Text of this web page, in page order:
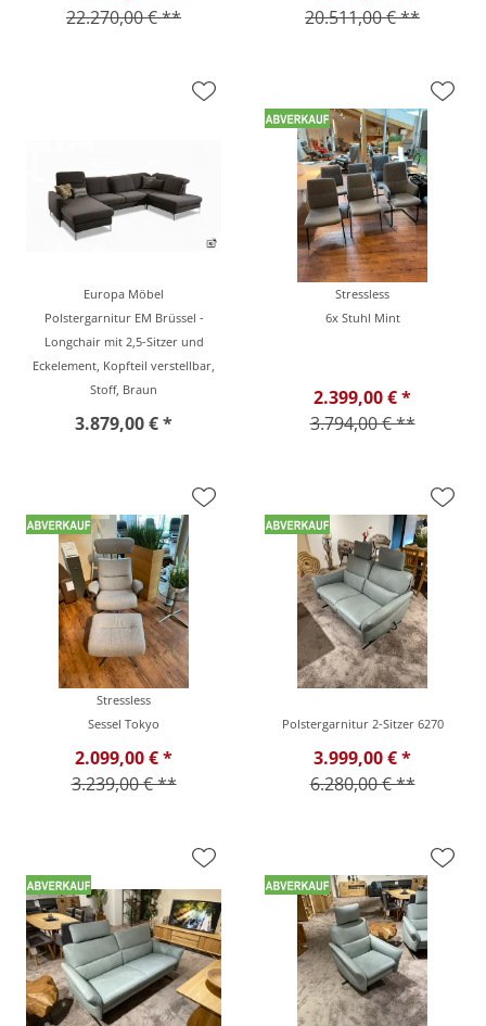
22.270,00 € **
20.511,00 € **
Europa Möbel
Polstergarnitur EM Brüssel -
Longchair mit 2,5-Sitzer und
Eckelement, Kopfteil verstellbar,
Stoff, Braun
3.879,00 € *
Stressless
6x Stuhl Mint
2.399,00 € *
3.794,00 € **
Stressless
Sessel Tokyo
2.099,00 € *
3.239,00 € **
Polstergarnitur 2-Sitzer 6270
3.999,00 € *
6.280,00 € **